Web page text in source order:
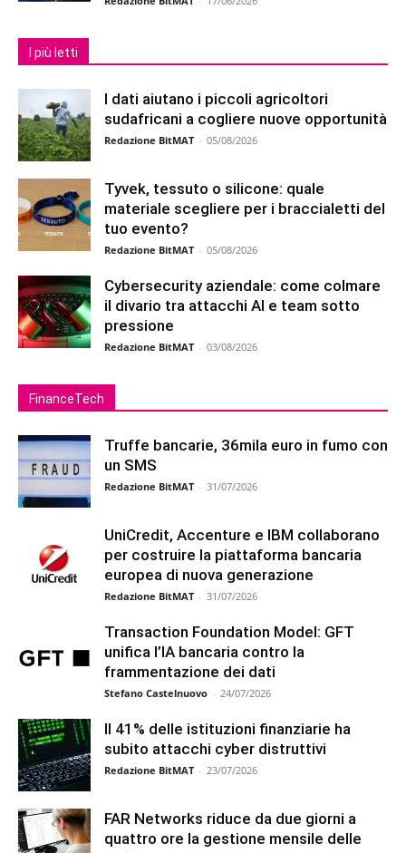
I più letti
I dati aiutano i piccoli agricoltori
sudafricani a cogliere nuove opportunità
Redazione BitMAT - 05/08/2026
Tyvek, tessuto o silicone: quale
materiale scegliere per i braccialetti del
tuo evento?
Redazione BitMAT - 05/08/2026
Cybersecurity aziendale: come colmare
il divario tra attacchi AI e team sotto
pressione
Redazione BitMAT - 03/08/2026
FinanceTech
Truffe bancarie, 36mila euro in fumo con
un SMS
Redazione BitMAT - 31/07/2026
UniCredit, Accenture e IBM collaborano
per costruire la piattaforma bancaria
europea di nuova generazione
Redazione BitMAT - 31/07/2026
Transaction Foundation Model: GFT
unifica l’IA bancaria contro la
frammentazione dei dati
Stefano Castelnuovo - 24/07/2026
Il 41% delle istituzioni finanziarie ha
subito attacchi cyber distruttivi
Redazione BitMAT - 23/07/2026
FAR Networks riduce da due giorni a
quattro ore la gestione mensile delle